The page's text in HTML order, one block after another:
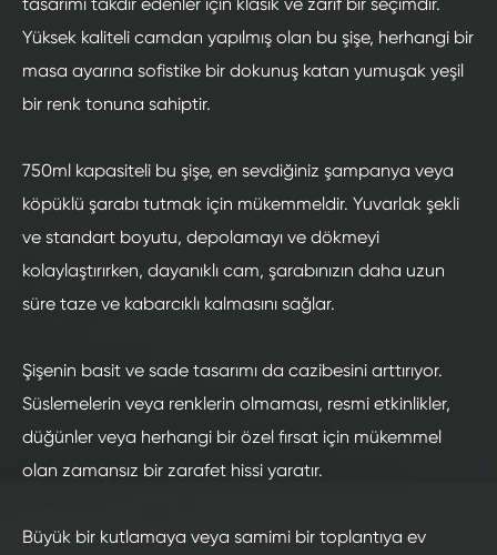
Yüksek kaliteli camdan yapılmış olan bu şişe, herhangi bir
masa ayarına sofistike bir dokunuş katan yumuşak yeşil
bir renk tonuna sahiptir.
750ml kapasiteli bu şişe, en sevdiğiniz şampanya veya
köpüklü şarabı tutmak için mükemmeldir. Yuvarlak şekli
ve standart boyutu, depolamayı ve dökmeyi
kolaylaştırırken, dayanıklı cam, şarabınızın daha uzun
süre taze ve kabarcıklı kalmasını sağlar.
Şişenin basit ve sade tasarımı da cazibesini arttırıyor.
Süslemelerin veya renklerin olmaması, resmi etkinlikler,
düğünler veya herhangi bir özel fırsat için mükemmel
olan zamansız bir zarafet hissi yaratır.
Büyük bir kutlamaya veya samimi bir toplantıya ev